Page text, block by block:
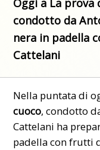
condotto da
nera in padella
Cattelani
Nella puntatadi
cuoco, condotto
Cattelani ha
padella con frutti